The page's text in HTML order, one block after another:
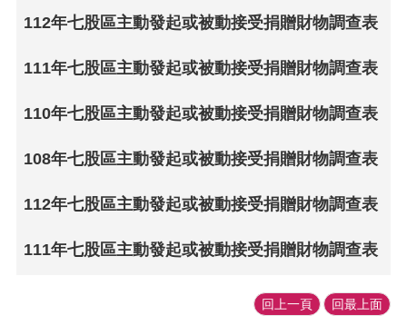
112年七股區主動發起或被動接受捐贈財物調查表
111年七股區主動發起或被動接受捐贈財物調查表
110年七股區主動發起或被動接受捐贈財物調查表
108年七股區主動發起或被動接受捐贈財物調查表
112年七股區主動發起或被動接受捐贈財物調查表
111年七股區主動發起或被動接受捐贈財物調查表
回上一頁 回最上面